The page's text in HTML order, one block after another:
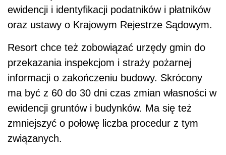
ewidencji i identyfikacji podatników i płatników
oraz ustawy o Krajowym Rejestrze Sądowym.
Resort chce też zobowiązać urzędy gmin do
przekazania inspekcjom i straży pożarnej
informacji o zakończeniu budowy. Skrócony
ma być z 60 do 30 dni czas zmian własności w
ewidencji gruntów i budynków. Ma się też
zmniejszyć o połowę liczba procedur z tym
związanych.